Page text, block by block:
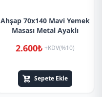
Ahşap 70x140 Mavi Yemek
Masası Metal Ayaklı
2.600₺ +KDV(%10)
Sepete Ekle